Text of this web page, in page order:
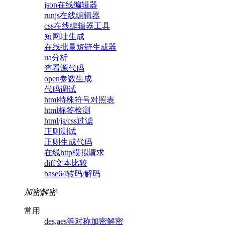
json在线编辑器
runjs在线编辑器
css在线编辑器工具
短网址生成
在线批量短链生成器
ua分析
查看源代码
open参数生成
代码调试
html特殊符号对照表
html标签检测
html/js/css过滤
正则测试
正则生成代码
在线http模拟请求
diff文本比较
base64转码/解码
加密解密
常用
des,aes等对称加密解密